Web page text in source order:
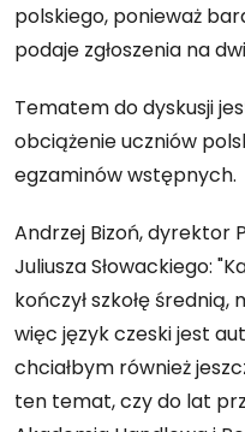
polskiego, ponieważ
podaje zgłoszenia na
Tematem do dyskusji
obciążenie uczniów
egzaminów wstępnych.
Andrzej Bizoń, dyrektor
Juliusza Słowackiego:
kończył szkołę
więc język czeski jest
chciałbym również
ten temat, czy do lat